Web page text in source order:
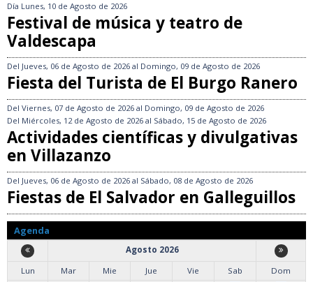
Día Lunes, 10 de Agosto de 2026
Festival de música y teatro de
Valdescapa
Del Jueves, 06 de Agosto de 2026 al Domingo, 09 de Agosto de 2026
Fiesta del Turista de El Burgo Ranero
Del Viernes, 07 de Agosto de 2026 al Domingo, 09 de Agosto de 2026
Del Miércoles, 12 de Agosto de 2026 al Sábado, 15 de Agosto de 2026
Actividades científicas y divulgativas
en Villazanzo
Del Jueves, 06 de Agosto de 2026 al Sábado, 08 de Agosto de 2026
Fiestas de El Salvador en Galleguillos
Agenda
Agosto 2026
Lun
Mar Mie Jue Vie Sab
Dom